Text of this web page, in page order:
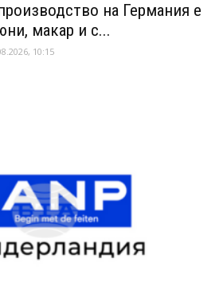
на Германия е
макар и с...
10:15